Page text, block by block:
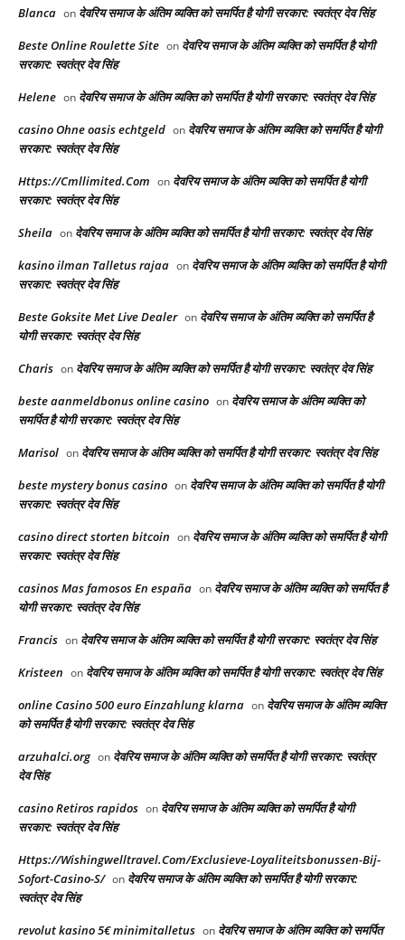
Blanca on देवरिय समाज के अंतिम व्यक्ति को समर्पित है योगी सरकार: स्वतंत्र देव सिंह
Beste Online Roulette Site on देवरिय समाज के अंतिम व्यक्ति को समर्पित है योगी
सरकार: स्वतंत्र देव सिंह
Helene on देवरिय समाज के अंतिम व्यक्ति को समर्पित है योगी सरकार: स्वतंत्र देव सिंह
casino Ohne oasis echtgeld on देवरिय समाज के अंतिम व्यक्ति को समर्पित है योगी
सरकार: स्वतंत्र देव सिंह
Https://Cmllimited.Com on देवरिय समाज के अंतिम व्यक्ति को समर्पित है योगी
सरकार: स्वतंत्र देव सिंह
Sheila on देवरिय समाज के अंतिम व्यक्ति को समर्पित है योगी सरकार: स्वतंत्र देव सिंह
kasino ilman Talletus rajaa on देवरिय समाज के अंतिम व्यक्ति को समर्पित है योगी
सरकार: स्वतंत्र देव सिंह
Beste Goksite Met Live Dealer on देवरिय समाज के अंतिम व्यक्ति को समर्पित है
योगी सरकार: स्वतंत्र देव सिंह
Charis on देवरिय समाज के अंतिम व्यक्ति को समर्पित है योगी सरकार: स्वतंत्र देव सिंह
beste aanmeldbonus online casino on देवरिय समाज के अंतिम व्यक्ति को
समर्पित है योगी सरकार: स्वतंत्र देव सिंह
Marisol on देवरिय समाज के अंतिम व्यक्ति को समर्पित है योगी सरकार: स्वतंत्र देव सिंह
beste mystery bonus casino on देवरिय समाज के अंतिम व्यक्ति को समर्पित है योगी
सरकार: स्वतंत्र देव सिंह
casino direct storten bitcoin on देवरिय समाज के अंतिम व्यक्ति को समर्पित है योगी
सरकार: स्वतंत्र देव सिंह
casinos Mas famosos En españa on देवरिय समाज के अंतिम व्यक्ति को समर्पित है
योगी सरकार: स्वतंत्र देव सिंह
Francis on देवरिय समाज के अंतिम व्यक्ति को समर्पित है योगी सरकार: स्वतंत्र देव सिंह
Kristeen on देवरिय समाज के अंतिम व्यक्ति को समर्पित है योगी सरकार: स्वतंत्र देव सिंह
online Casino 500 euro Einzahlung klarna on देवरिय समाज के अंतिम व्यक्ति
को समर्पित है योगी सरकार: स्वतंत्र देव सिंह
arzuhalci.org on देवरिय समाज के अंतिम व्यक्ति को समर्पित है योगी सरकार: स्वतंत्र
देव सिंह
casino Retiros rapidos on देवरिय समाज के अंतिम व्यक्ति को समर्पित है योगी
सरकार: स्वतंत्र देव सिंह
Https://Wishingwelltravel.Com/Exclusieve-Loyaliteitsbonussen-Bij-
Sofort-Casino-S/ on देवरिय समाज के अंतिम व्यक्ति को समर्पित है योगी सरकार:
स्वतंत्र देव सिंह
revolut kasino 5€ minimitalletus on देवरिय समाज के अंतिम व्यक्ति को समर्पित